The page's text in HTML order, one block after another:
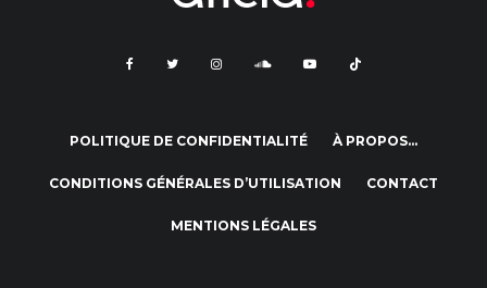
POLITIQUE DE CONFIDENTIALITÉ À PROPOS…
CONDITIONS GÉNÉRALES D’UTILISATION CONTACT
MENTIONS LÉGALES